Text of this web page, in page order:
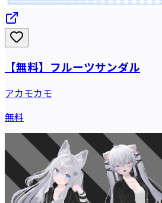
【無料】フルーツサンダル
アカモカモ
無料